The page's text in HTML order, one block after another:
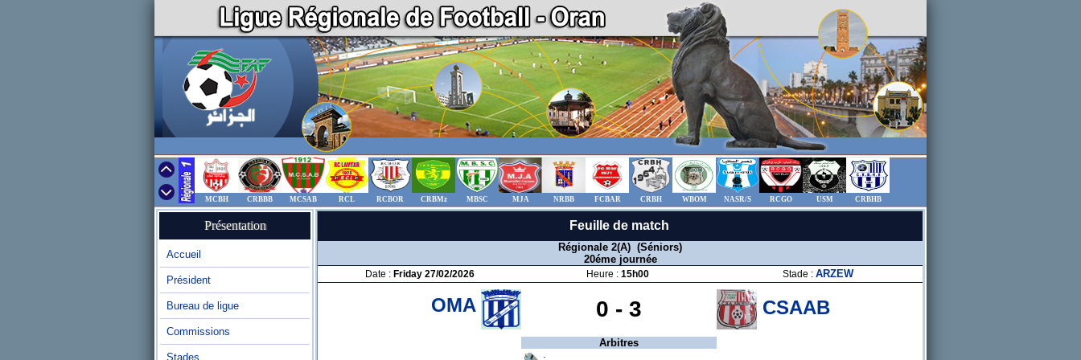
MCBH CRBBB MCSAB RCL RCBOR CRBMz MBSC MJA NRBB FCBAR CRBH WBOM NASR/S RCGO USM CRBHB
Présentation
Accueil
Président
Bureau de ligue
Commissions
Stades
Feuille de match
Régionale 2(A) (Séniors)
20éme journée
Date : Friday 27/02/2026 Heure : 15h00 Stade : ARZEW
OMA 0 - 3 CSAAB
Arbitres